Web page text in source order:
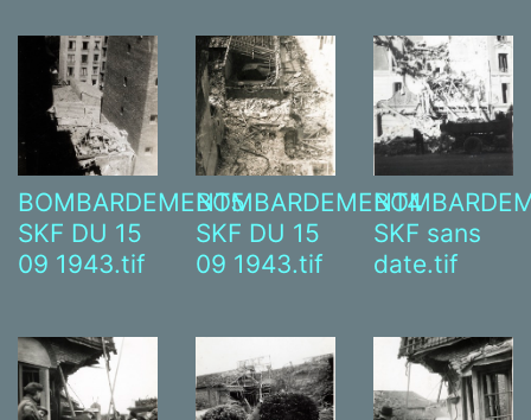
BOMBARDEMENT5
SKF DU 15
09 1943.tif
BOMBARDEMENT4
SKF DU 15
09 1943.tif
SKF sans
date.tif